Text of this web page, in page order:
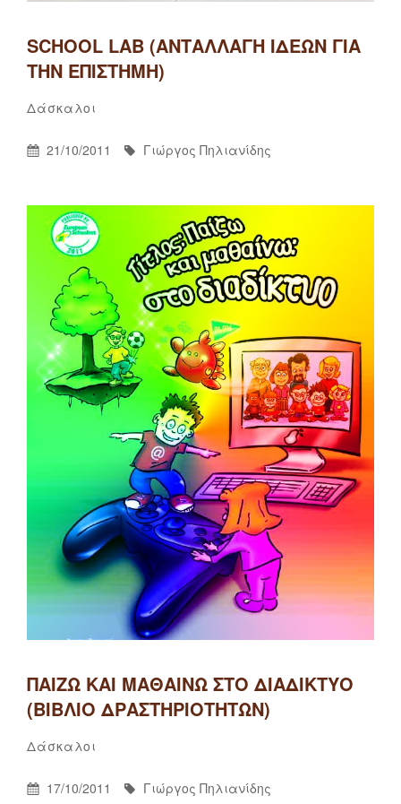
SCHOOL LAB (ΑΝΤΑΛΛΑΓΉ ΙΔΕΏΝ ΓΙΑ
ΤΗΝ ΕΠΙΣΤΉΜΗ)
Categories
Δάσκαλοι
Posted
21/10/2011 By
Γιώργος Πηλιανίδης
ΠΑΊΖΩ ΚΑΙ ΜΑΘΑΊΝΩ ΣΤΟ ΔΙΑΔΊΚΤΥΟ
(ΒΙΒΛΊΟ ΔΡΑΣΤΗΡΙΟΤΉΤΩΝ)
Categories
Δάσκαλοι
Posted
17/10/2011 By
Γιώργος Πηλιανίδης